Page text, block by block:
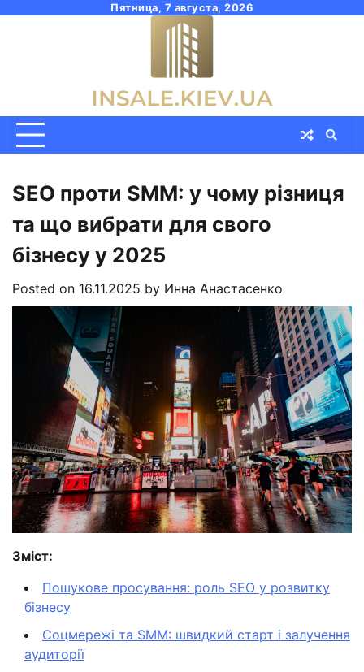
Пятница, 7 августа, 2026
SEO проти SMM: у чому різниця
та що вибрати для свого
бізнесу у 2025
Posted on 16.11.2025 by Инна Анастасенко
Зміст:
Пошукове просування: роль SEO у розвитку
бізнесу
Соцмережі та SMM: швидкий старт і залучення
аудиторії